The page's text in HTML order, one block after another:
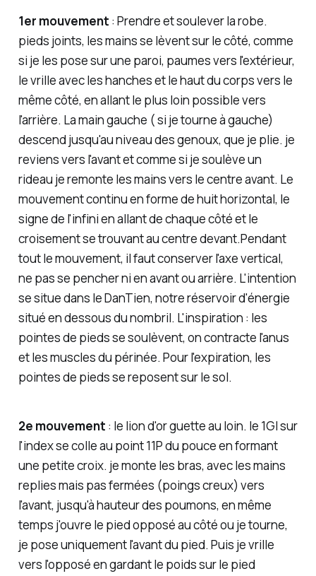
1er mouvement : Prendre et soulever la robe.
pieds joints, les mains se lèvent sur le côté, comme
si je les pose sur une paroi, paumes vers l'extérieur,
le vrille avec les hanches et le haut du corps vers le
même côté, en allant le plus loin possible vers
l'arrière. La main gauche ( si je tourne à gauche)
descend jusqu'au niveau des genoux, que je plie. je
reviens vers l'avant et comme si je soulève un
rideau je remonte les mains vers le centre avant. Le
mouvement continu en forme de huit horizontal, le
signe de l'infini en allant de chaque côté et le
croisement se trouvant au centre devant.Pendant
tout le mouvement, il faut conserver l'axe vertical,
ne pas se pencher ni en avant ou arrière. L'intention
se situe dans le DanTien, notre réservoir d'énergie
situé en dessous du nombril. L'inspiration : les
pointes de pieds se soulèvent, on contracte l'anus
et les muscles du périnée. Pour l'expiration, les
pointes de pieds se reposent sur le sol.
2e mouvement : le lion d'or guette au loin. le 1GI sur
l'index se colle au point 11P du pouce en formant
une petite croix. je monte les bras, avec les mains
replies mais pas fermées (poings creux) vers
l'avant, jusqu'à hauteur des poumons, en même
temps j'ouvre le pied opposé au côté ou je tourne,
je pose uniquement l'avant du pied. Puis je vrille
vers l'opposé en gardant le poids sur le pied